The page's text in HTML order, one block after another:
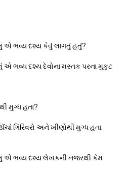
એ ભવ્ય દશ્ય કેવું લાગતું હતું?
એ ભવ્ય દશ્ય દેવોના મસ્તક પરના મુકુટ
મુગ્ધ હતા?
ગિરિવરો અને ખીણોથી મુગ્ધ હતા.
એ ભવ્ય દશ્ય લેખકની નજરથી કેમ